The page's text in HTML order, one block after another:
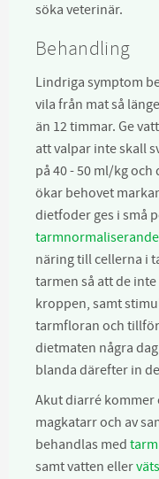
söka veterinär.
Behandling
Lindriga symptom
vila från mat så
än 12 timmar. Ge
att valpar inte skall
på 40 - 50 ml/kg
ökar behovet
dietfoder ges i små
näring till cellerna i
tarmen så att de
kroppen, samt
tarmfloran och
dietmaten några
blanda därefter in
Akut diarré kommer
magkatarr och av
behandlas med
samt vatten eller